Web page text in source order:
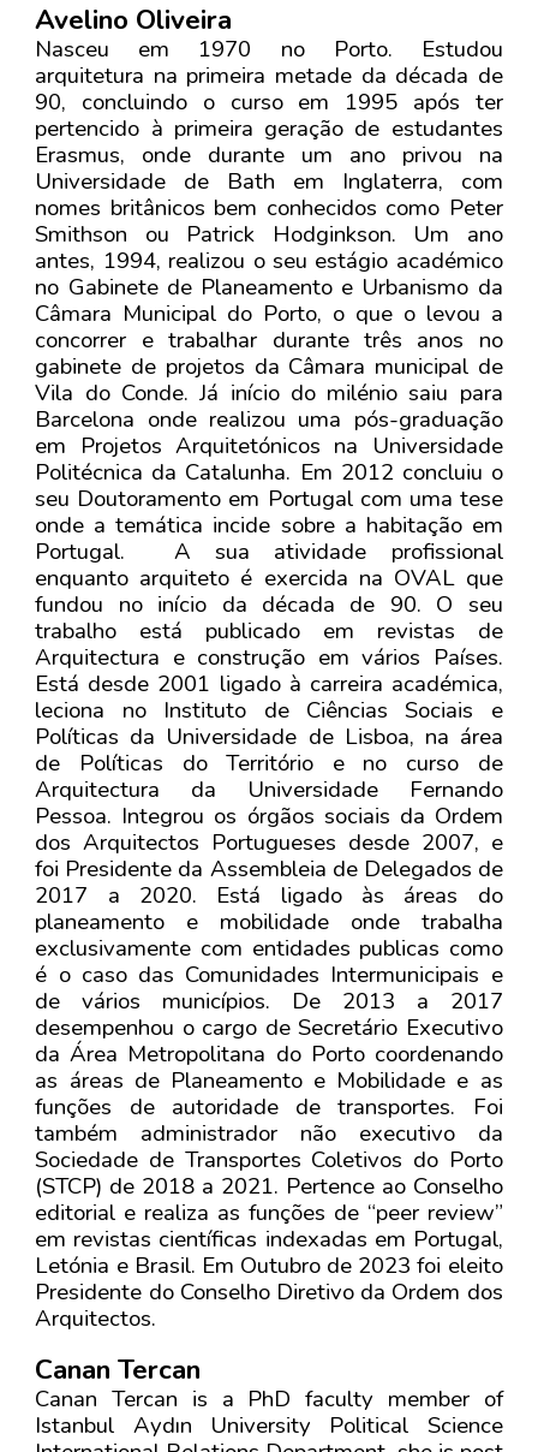
Avelino Oliveira
Nasceu em 1970 no Porto. Estudou
arquitetura na primeira metade da década de
90, concluindo o curso em 1995 após ter
pertencido à primeira geração de estudantes
Erasmus, onde durante um ano privou na
Universidade de Bath em Inglaterra, com
nomes britânicos bem conhecidos como Peter
Smithson ou Patrick Hodginkson. Um ano
antes, 1994, realizou o seu estágio académico
no Gabinete de Planeamento e Urbanismo da
Câmara Municipal do Porto, o que o levou a
concorrer e trabalhar durante três anos no
gabinete de projetos da Câmara municipal de
Vila do Conde. Já início do milénio saiu para
Barcelona onde realizou uma pós-graduação
em Projetos Arquitetónicos na Universidade
Politécnica da Catalunha. Em 2012 concluiu o
seu Doutoramento em Portugal com uma tese
onde a temática incide sobre a habitação em
Portugal. A sua atividade profissional
enquanto arquiteto é exercida na OVAL que
fundou no início da década de 90. O seu
trabalho está publicado em revistas de
Arquitectura e construção em vários Países.
Está desde 2001 ligado à carreira académica,
leciona no Instituto de Ciências Sociais e
Políticas da Universidade de Lisboa, na área
de Políticas do Território e no curso de
Arquitectura da Universidade Fernando
Pessoa. Integrou os órgãos sociais da Ordem
dos Arquitectos Portugueses desde 2007, e
foi Presidente da Assembleia de Delegados de
2017 a 2020. Está ligado às áreas do
planeamento e mobilidade onde trabalha
exclusivamente com entidades publicas como
é o caso das Comunidades Intermunicipais e
de vários municípios. De 2013 a 2017
desempenhou o cargo de Secretário Executivo
da Área Metropolitana do Porto coordenando
as áreas de Planeamento e Mobilidade e as
funções de autoridade de transportes. Foi
também administrador não executivo da
Sociedade de Transportes Coletivos do Porto
(STCP) de 2018 a 2021. Pertence ao Conselho
editorial e realiza as funções de “peer review”
em revistas científicas indexadas em Portugal,
Letónia e Brasil. Em Outubro de 2023 foi eleito
Presidente do Conselho Diretivo da Ordem dos
Arquitectos.
Canan Tercan
Canan Tercan is a PhD faculty member of
Istanbul Aydın University Political Science